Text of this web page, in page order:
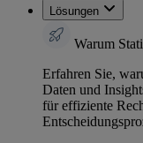
Lösungen
Warum
Erfahren Sie,
Daten und
für effiziente